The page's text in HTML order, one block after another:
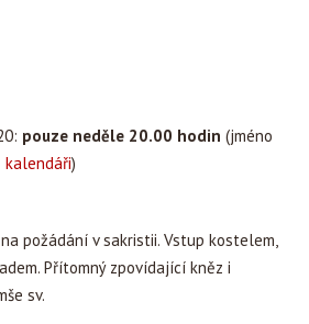
pouze neděle 20.00 hodin (jméno
kalendáři)
požádání v sakristii. Vstup kostelem,
Přítomný zpovídající kněz i
sv.